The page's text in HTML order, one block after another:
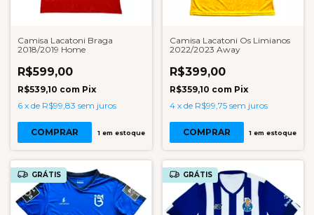
Camisa Lacatoni Braga
2018/2019 Home
R$599,00
R$539,10 com Pix
6 x de R$99,83 sem juros
COMPRAR 1em estoque
Camisa Lacatoni Os Limianos
2022/2023 Away
R$399,00
R$359,10 com Pix
4 x de R$99,75 sem juros
COMPRAR 1 em estoque
GRÁTIS GRÁTIS